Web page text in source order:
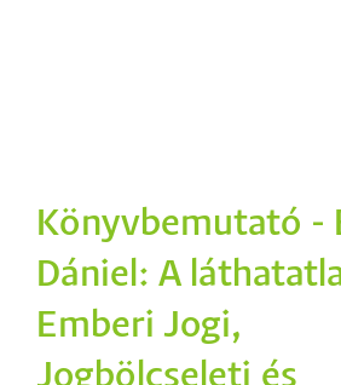
Könyvbemutató -
Dániel: A
Emberi Jogi,
Jogbölcseleti és